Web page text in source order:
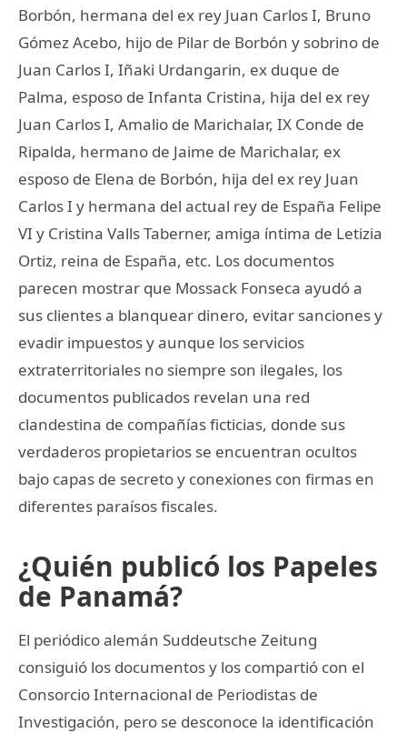
Borbón, hermana del ex rey Juan Carlos I, Bruno
Gómez Acebo, hijo de Pilar de Borbón y sobrino de
Juan Carlos I, Iñaki Urdangarin, ex duque de
Palma, esposo de Infanta Cristina, hija del ex rey
Juan Carlos I, Amalio de Marichalar, IX Conde de
Ripalda, hermano de Jaime de Marichalar, ex
esposo de Elena de Borbón, hija del ex rey Juan
Carlos I y hermana del actual rey de España Felipe
VI y Cristina Valls Taberner, amiga íntima de Letizia
Ortiz, reina de España, etc. Los documentos
parecen mostrar que Mossack Fonseca ayudó a
sus clientes a blanquear dinero, evitar sanciones y
evadir impuestos y aunque los servicios
extraterritoriales no siempre son ilegales, los
documentos publicados revelan una red
clandestina de compañías ficticias, donde sus
verdaderos propietarios se encuentran ocultos
bajo capas de secreto y conexiones con firmas en
diferentes paraísos fiscales.
¿Quién publicó los Papeles
de Panamá?
El periódico alemán Suddeutsche Zeitung
consiguió los documentos y los compartió con el
Consorcio Internacional de Periodistas de
Investigación, pero se desconoce la identificación